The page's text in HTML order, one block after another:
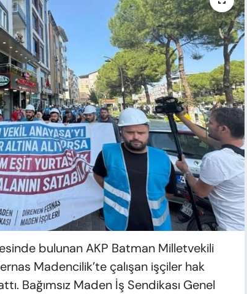
bulunan AKP Batman Milletvekili
Madencilik’te çalışan işçiler hak
Bağımsız Maden İş Sendikası Genel